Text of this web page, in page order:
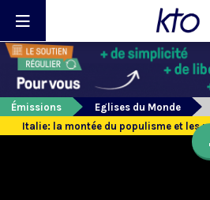
Émissions
Eglises du Monde
Italie: la montée du populisme et les